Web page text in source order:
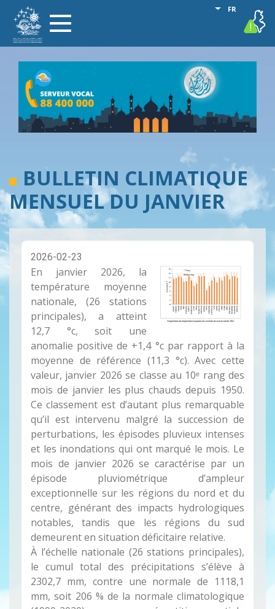
contenu
Toggle
navigation
FR
Lister les
vigilance
BULLETIN CLIMATIQUE
MENSUEL DU JANVIER
2026-02-23
En janvier 2026, la
température moyenne
nationale, (26 stations
principales), a atteint
12,7 °c, soit une
anomalie positive de +1,4 °c par rapport à la
moyenne de référence (11,3 °c). Avec cette
valeur, janvier 2026 se classe au 10ᵉ rang des
mois de janvier les plus chauds depuis 1950.
Ce classement est d’autant plus remarquable
qu’il est intervenu malgré la succession de
perturbations, les épisodes pluvieux intenses
et les inondations qui ont marqué le mois. Le
mois de janvier 2026 se caractérise par un
épisode pluviométrique d’ampleur
exceptionnelle sur les régions du nord et du
centre, générant des impacts hydrologiques
notables, tandis que les régions du sud
demeurent en situation déficitaire relative.
À l’échelle nationale (26 stations principales),
le cumul total des précipitations s’élève à
2302,7 mm, contre une normale de 1118,1
mm, soit 206 % de la normale climatologique